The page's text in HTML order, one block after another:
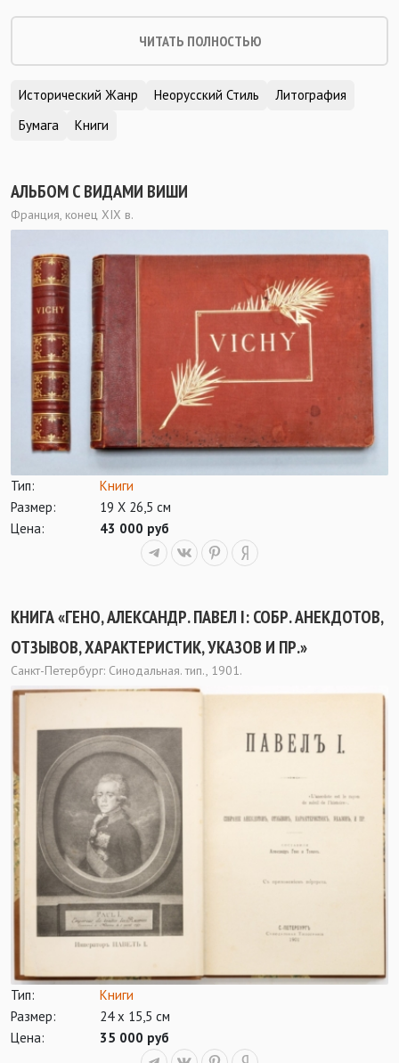
ЧИТАТЬ ПОЛНОСТЬЮ
Исторический Жанр Неорусский Стиль
Литография
Бумага
Книги
АЛЬБОМ С ВИДАМИ ВИШИ
Франция, конец ХIХ в.
Тип:
Книги
Размер:
19 Х 26,5 см
Цена:
43 000 руб
КНИГА «ГЕНО, АЛЕКСАНДР. ПАВЕЛ I: СОБР. АНЕКДОТОВ,
ОТЗЫВОВ, ХАРАКТЕРИСТИК, УКАЗОВ И ПР.»
Санкт-Петербург: Синодальная. тип., 1901.
Тип:
Книги
Размер:
24 х 15,5 см
Цена:
35 000 руб